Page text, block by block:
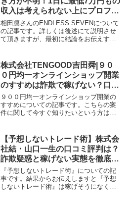
収入は考えられない上にプロフ画
像に隠された秘密とは？
相田凛さんのENDLESS SEVENについて
の記事です。詳しくは後述にて説明させ
て頂きますが、最初に結論をお伝えする
しいという方は、自分が実際にやってい
て、...
株式会社TENGOOD吉田舜|９０
０円均一オンラインショップ開業
のすすめは詐欺で稼げない？口コ
ミや評判を徹底調査しました！
９００円均一オンラインショップ開業の
すすめについての記事です。こちらの案
件に関して今すぐ知りたいという方は、
件を教えて欲しいという方にも、自分が
実際にやっていて、稼...
【予想しないトレード術】株式会
社結・山口一生の口コミ評判は？
詐欺疑惑と稼げない実態を徹底検
証！
『予想しないトレード術』についての記
事です。結果からお伝えしますと『予想
しないトレード術』は稼げそうになく、